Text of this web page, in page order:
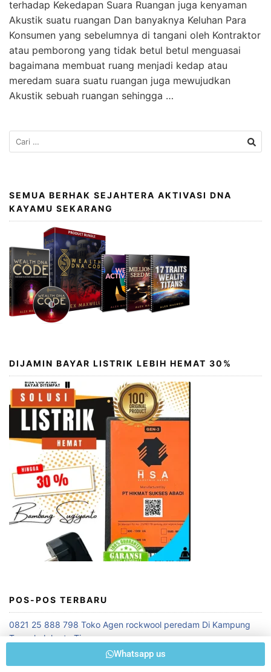
terhadap Kekedapan Suara Ruangan juga kenyaman
Akustik suatu ruangan Dan banyaknya Keluhan Para
Konsumen yang sebelumnya di tangani oleh Kontraktor
atau pemborong yang tidak betul betul menguasai
bagaimana membuat ruang menjadi kedap atau
meredam suara suatu ruangan juga mewujudkan
Akustik sebuah ruangan sehingga …
SEMUA BERHAK SEJAHTERA AKTIVASI DNA
KAYAMU SEKARANG
DIJAMIN BAYAR LISTRIK LEBIH HEMAT 30%
POS-POS TERBARU
0821 25 888 798 Toko Agen rockwool peredam Di Kampung
Tengah Jakarta Timur
Whatsapp us